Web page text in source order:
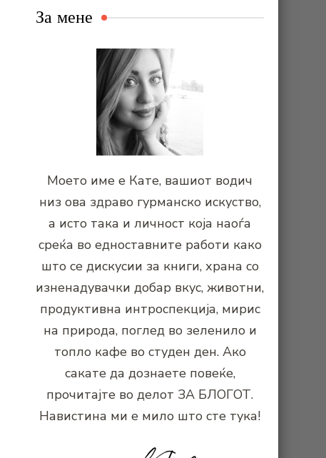
За мене
Моето име е Кате, вашиот водич
низ ова здраво гурманско искуство,
а исто така и личност која наоѓа
среќа во едноставните работи како
што се дискусии за книги, храна со
изненадувачки добар вкус, животни,
продуктивна интроспекција, мирис
на природа, поглед во зеленило и
топло кафе во студен ден. Ако
сакате да дознаете повеќе,
прочитајте во делот ЗА БЛОГОТ.
Навистина ми е мило што сте тука!